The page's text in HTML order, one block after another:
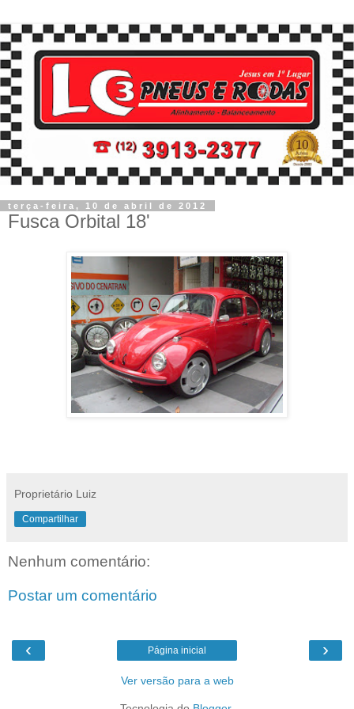
terça-feira, 10 de abril de 2012
Fusca Orbital 18'
Proprietário Luiz
Compartilhar
Nenhum comentário:
Postar um comentário
‹ ›
Página inicial
Ver versão para a web